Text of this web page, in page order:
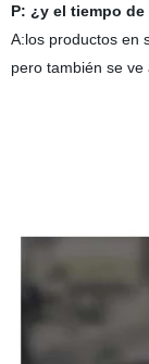
P: ¿y el tiempo de
A:los productos en
pero también se